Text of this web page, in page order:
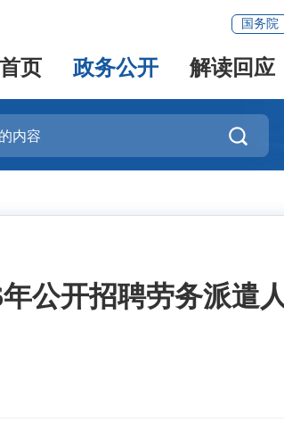
国务院
首页 政务公开 解读回应

公开招聘劳务派遣